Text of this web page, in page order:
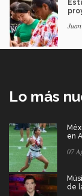
Lo más
en
07
de